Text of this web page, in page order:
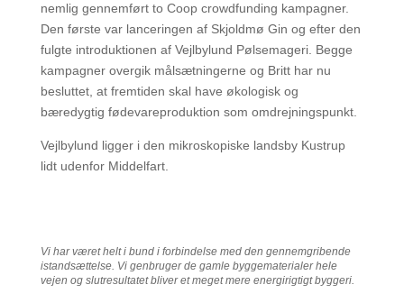
nemlig gennemført to Coop crowdfunding kampagner.
Den første var lanceringen af Skjoldmø Gin og efter den
fulgte introduktionen af Vejlbylund Pølsemageri. Begge
kampagner overgik målsætningerne og Britt har nu
besluttet, at fremtiden skal have økologisk og
bæredygtig fødevareproduktion som omdrejningspunkt.
Vejlbylund ligger i den mikroskopiske landsby Kustrup
lidt udenfor Middelfart.
Vi har været helt i bund i forbindelse med den gennemgribende
istandsættelse. Vi genbruger de gamle byggematerialer hele
vejen og slutresultatet bliver et meget mere energirigtigt byggeri.